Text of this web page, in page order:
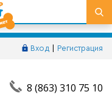
Вход Регистрация
8 (863) 310 75 10